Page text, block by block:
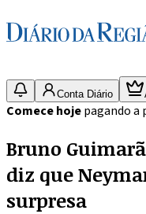
Conta Diário
Comece hojepagando a
Bruno
diz que
surpresa